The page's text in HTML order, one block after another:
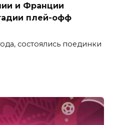
и Франции
плей-офф
состоялись поединки